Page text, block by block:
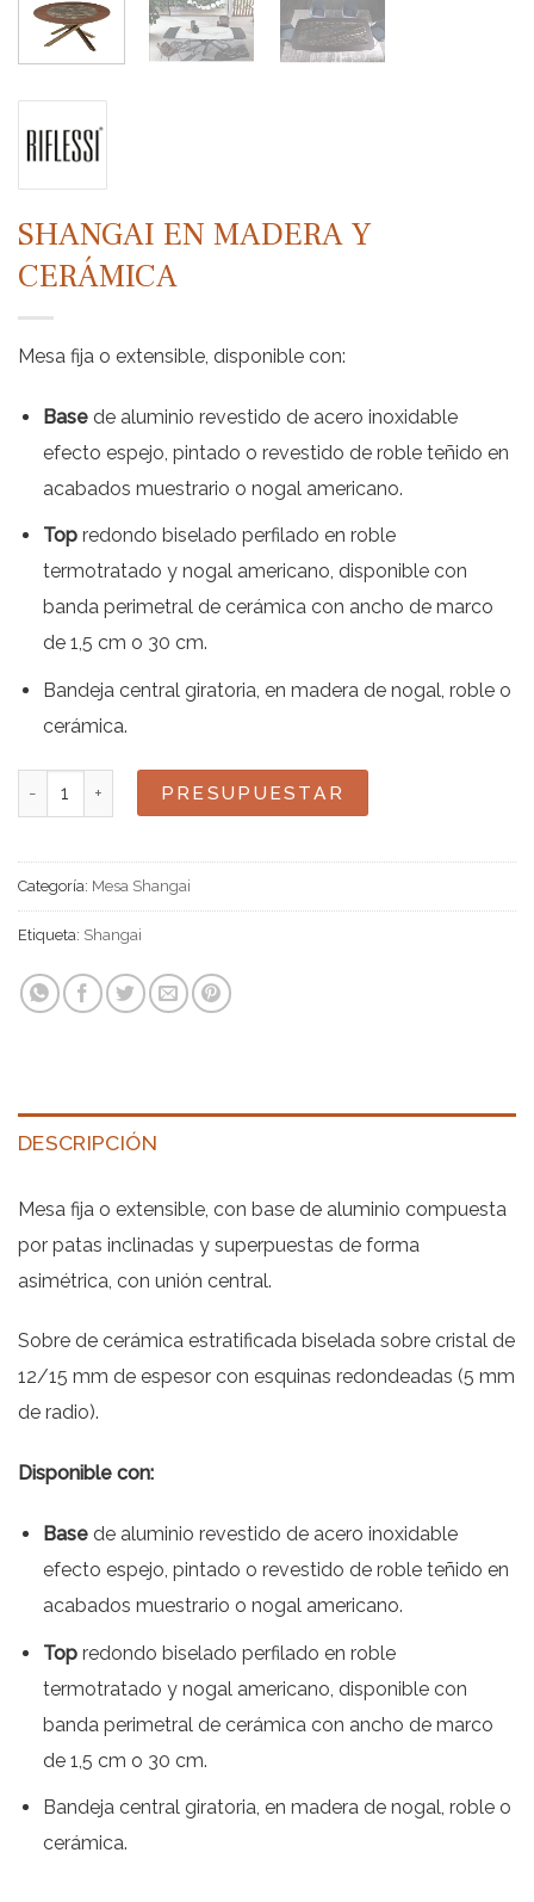
SHANGAI EN MADERA Y
CERÁMICA
Mesa fija o extensible, disponible con:
Base de aluminio revestido de acero inoxidable
efecto espejo, pintado o revestido de roble teñido en
acabados muestrario o nogal americano.
Topredondo biselado perfilado en roble
termotratado y nogal americano, disponible con
banda perimetral de cerámica con ancho de marco
de 1,5 cm o 30 cm.
Bandeja central giratoria, en madera de nogal, roble o
cerámica.
Shangai en madera y cerámica cantidad
PRESUPUESTAR
Categoría: Mesa Shangai
Etiqueta: Shangai
DESCRIPCIÓN
Mesa fija o extensible, con base de aluminio compuesta
por patas inclinadas y superpuestas de forma
asimétrica, con unión central.
Sobre de cerámica estratificada biselada sobre cristal de
12/15 mm de espesor con esquinas redondeadas (5 mm
de radio).
Disponible con:
Base de aluminio revestido de acero inoxidable
efecto espejo, pintado o revestido de roble teñido en
acabados muestrario o nogal americano.
Topredondo biselado perfilado en roble
termotratado y nogal americano, disponible con
banda perimetral de cerámica con ancho de marco
de 1,5 cm o 30 cm.
Bandeja central giratoria, en madera de nogal, roble o
cerámica.